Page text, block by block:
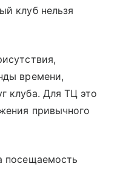
клуб нельзя
времени,
клуба. Для ТЦ это
привычного
посещаемость